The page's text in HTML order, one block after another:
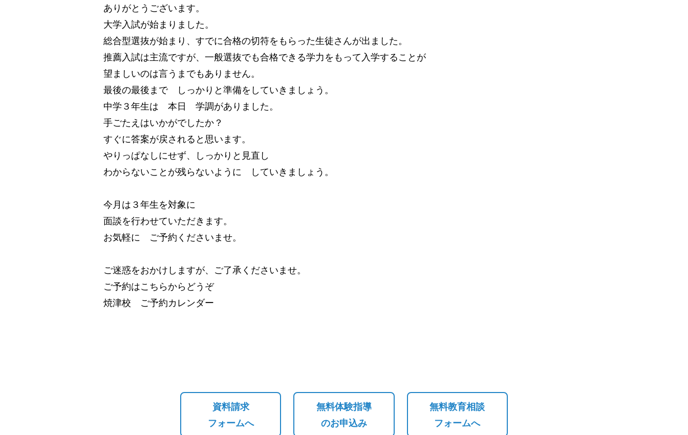
ありがとうございます。
大学入試が始まりました。
総合型選抜が始まり、すでに合格の切符をもらった生徒さんが出ました。
推薦入試は主流ですが、一般選抜でも合格できる学力をもって入学することが
望ましいのは言うまでもありません。
最後の最後まで しっかりと準備をしていきましょう。
中学３年生は 本日 学調がありました。
手ごたえはいかがでしたか？
すぐに答案が戻されると思います。
やりっぱなしにせず、しっかりと見直し
わからないことが残らないように していきましょう。
今月は３年生を対象に
面談を行わせていただきます。
お気軽に ご予約くださいませ。
ご迷惑をおかけしますが、ご了承くださいませ。
ご予約はこちらからどうぞ
焼津校 ご予約カレンダー
資料請求
フォームへ
無料体験指導
のお申込み
無料教育相談
フォームへ